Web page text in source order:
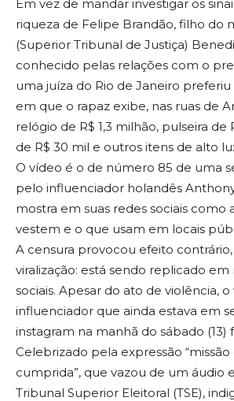
Em vez de mandar investigar os
riqueza de Felipe Brandão, filho do
(Superior Tribunal de Justiça)
conhecido pelas relações com o
uma juíza do Rio de Janeiro
em que o rapaz exibe, nas ruas de
relógio de R$ 1,3 milhão, pulseira de
de R$ 30 mil e outros itens de alto
O vídeo é o de número 85 de uma
pelo influenciador holandês
mostra em suas redes sociais como
vestem e o que usam em locais
A censura provocou efeito
viralização: está sendo replicado em
sociais. Apesar do ato de violência,
influenciador que ainda estava em
instagram na manhã do sábado (13)
Celebrizado pela expressão “missão
cumprida”, que vazou de um áudio
Tribunal Superior Eleitoral (TSE),